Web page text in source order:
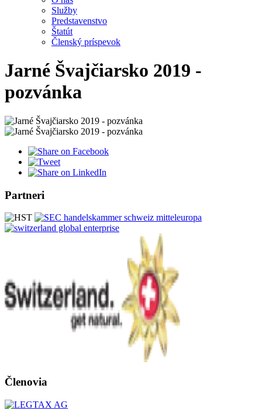
Služby
Predstavenstvo
Štatút
Členský príspevok
Jarné Švajčiarsko 2019 -
pozvánka
Partneri
Členovia